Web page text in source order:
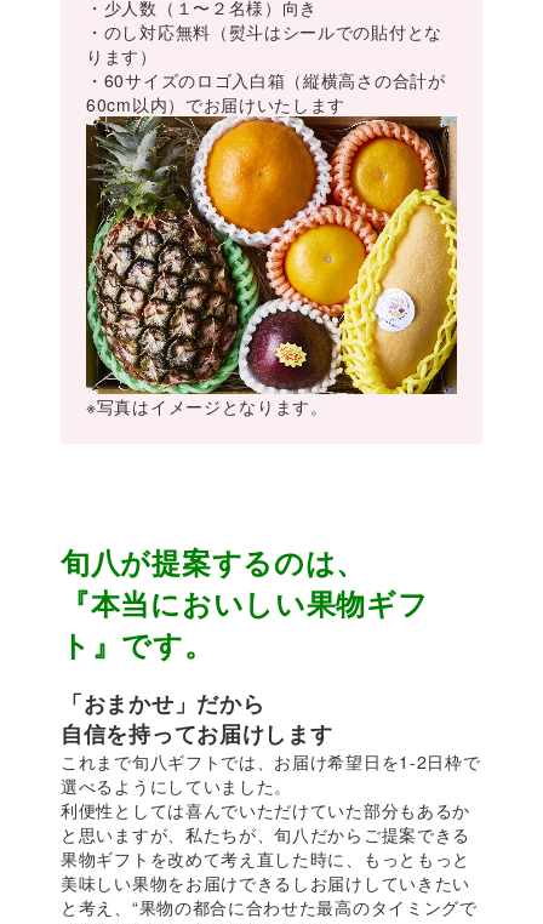
・少人数（１〜２名様）向き
・のし対応無料（熨斗はシールでの貼付とな
ります）
・60サイズのロゴ入白箱（縦横高さの合計が
60cm以内）でお届けいたします
※写真はイメージとなります。
旬八が提案するのは、
『本当においしい果物ギフ
ト』です。
「おまかせ」だから
自信を持ってお届けします
これまで旬八ギフトでは、お届け希望日を1-2日枠で
選べるようにしていました。
利便性としては喜んでいただけていた部分もあるか
と思いますが、私たちが、旬八だからご提案できる
果物ギフトを改めて考え直した時に、もっともっと
美味しい果物をお届けできるしお届けしていきたい
と考え、“果物の都合に合わせた最高のタイミングで